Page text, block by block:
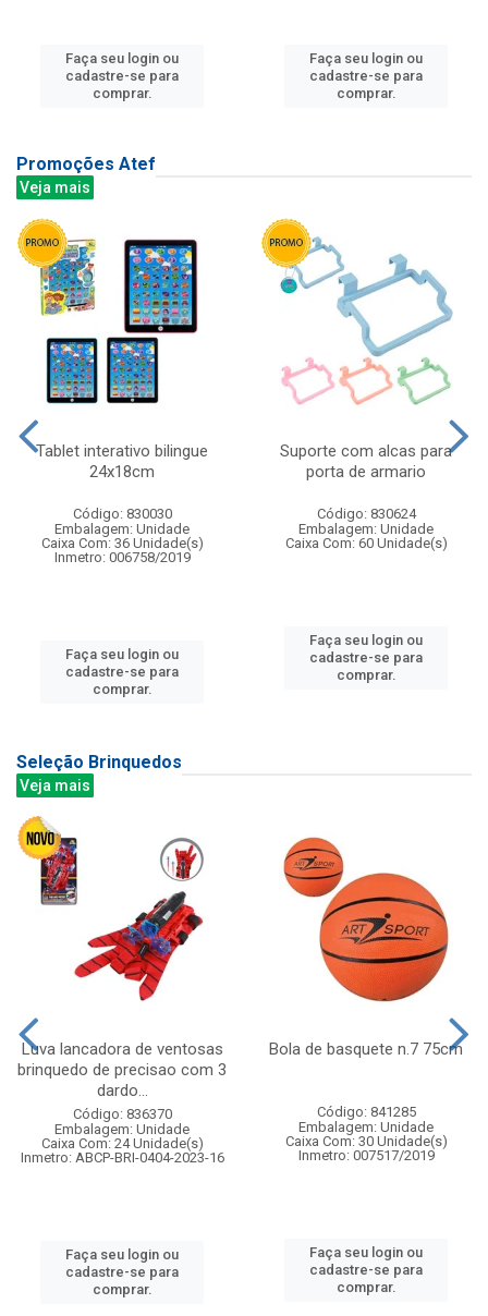
Faça seu login ou
cadastre-se para
comprar.
Faça seu login ou
cadastre-se para
comprar.
Promoções Atef
Veja mais
Tablet interativo bilingue
24x18cm
Código: 830030
Embalagem: Unidade
Caixa Com: 36 Unidade(s)
Inmetro: 006758/2019
Faça seu login ou
cadastre-se para
comprar.
Suporte com alcas para
porta de armario
Código: 830624
Embalagem: Unidade
Caixa Com: 60 Unidade(s)
Faça seu login ou
cadastre-se para
comprar.
Seleção Brinquedos
Veja mais
Luva lancadora de ventosas
brinquedo de precisao com 3
dardo...
Código: 836370
Embalagem: Unidade
Caixa Com: 24 Unidade(s)
Inmetro: ABCP-BRI-0404-2023-16
Faça seu login ou
cadastre-se para
comprar.
Bola de basquete n.7 75cm
Código: 841285
Embalagem: Unidade
Caixa Com: 30 Unidade(s)
Inmetro: 007517/2019
Faça seu login ou
cadastre-se para
comprar.